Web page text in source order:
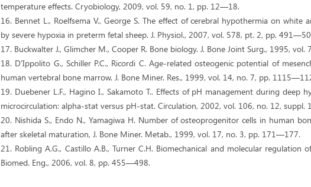
temperature effects. Cryobiology, 2009, vol. 59, no. 1, pp. 12—18.
16. Bennet L., Roelfsema V., George S. The effect of cerebral hypothermia on
by severe hypoxia in preterm fetal sheep. J. Physiol., 2007, vol. 578, pt. 2, pp.
17. Вuckwalter J., Glimcher M., Cooper R. Bone biology. J. Bone Jоint Surg., 1995,
18. D'Ippolito G., Schiller P.C., Ricordi C. Age-related osteogenic potential of
human vertebral bone marrow. J. Bone Miner. Res., 1999, vol. 14, no. 7, pp.
19. Duebener L.F., Hagino I., Sakamoto T.. Effects of pH management during deep
microcirculation: alpha-stat versus pH-stat. Circulation, 2002, vol. 106, no. 12,
20. Nishida S., Endo N., Yamagiwa H. Number of osteoprogenitor cells in human
after skeletal maturation, J. Bone Miner. Metab., 1999, vol. 17, no. 3, pp. 171—177.
21. Robling A.G., Castillo A.B., Turner C.H. Biomechanical and molecular regulation
Biomed. Eng., 2006, vol. 8, pp. 455—498.